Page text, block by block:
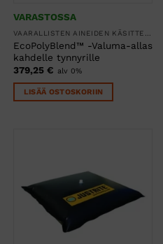
VARASTOSSA
EcoPolyBlend™ -Valuma-allas
kahdelle tynnyrille
379,25 € alv 0%
LISÄÄ OSTOSKORIIN